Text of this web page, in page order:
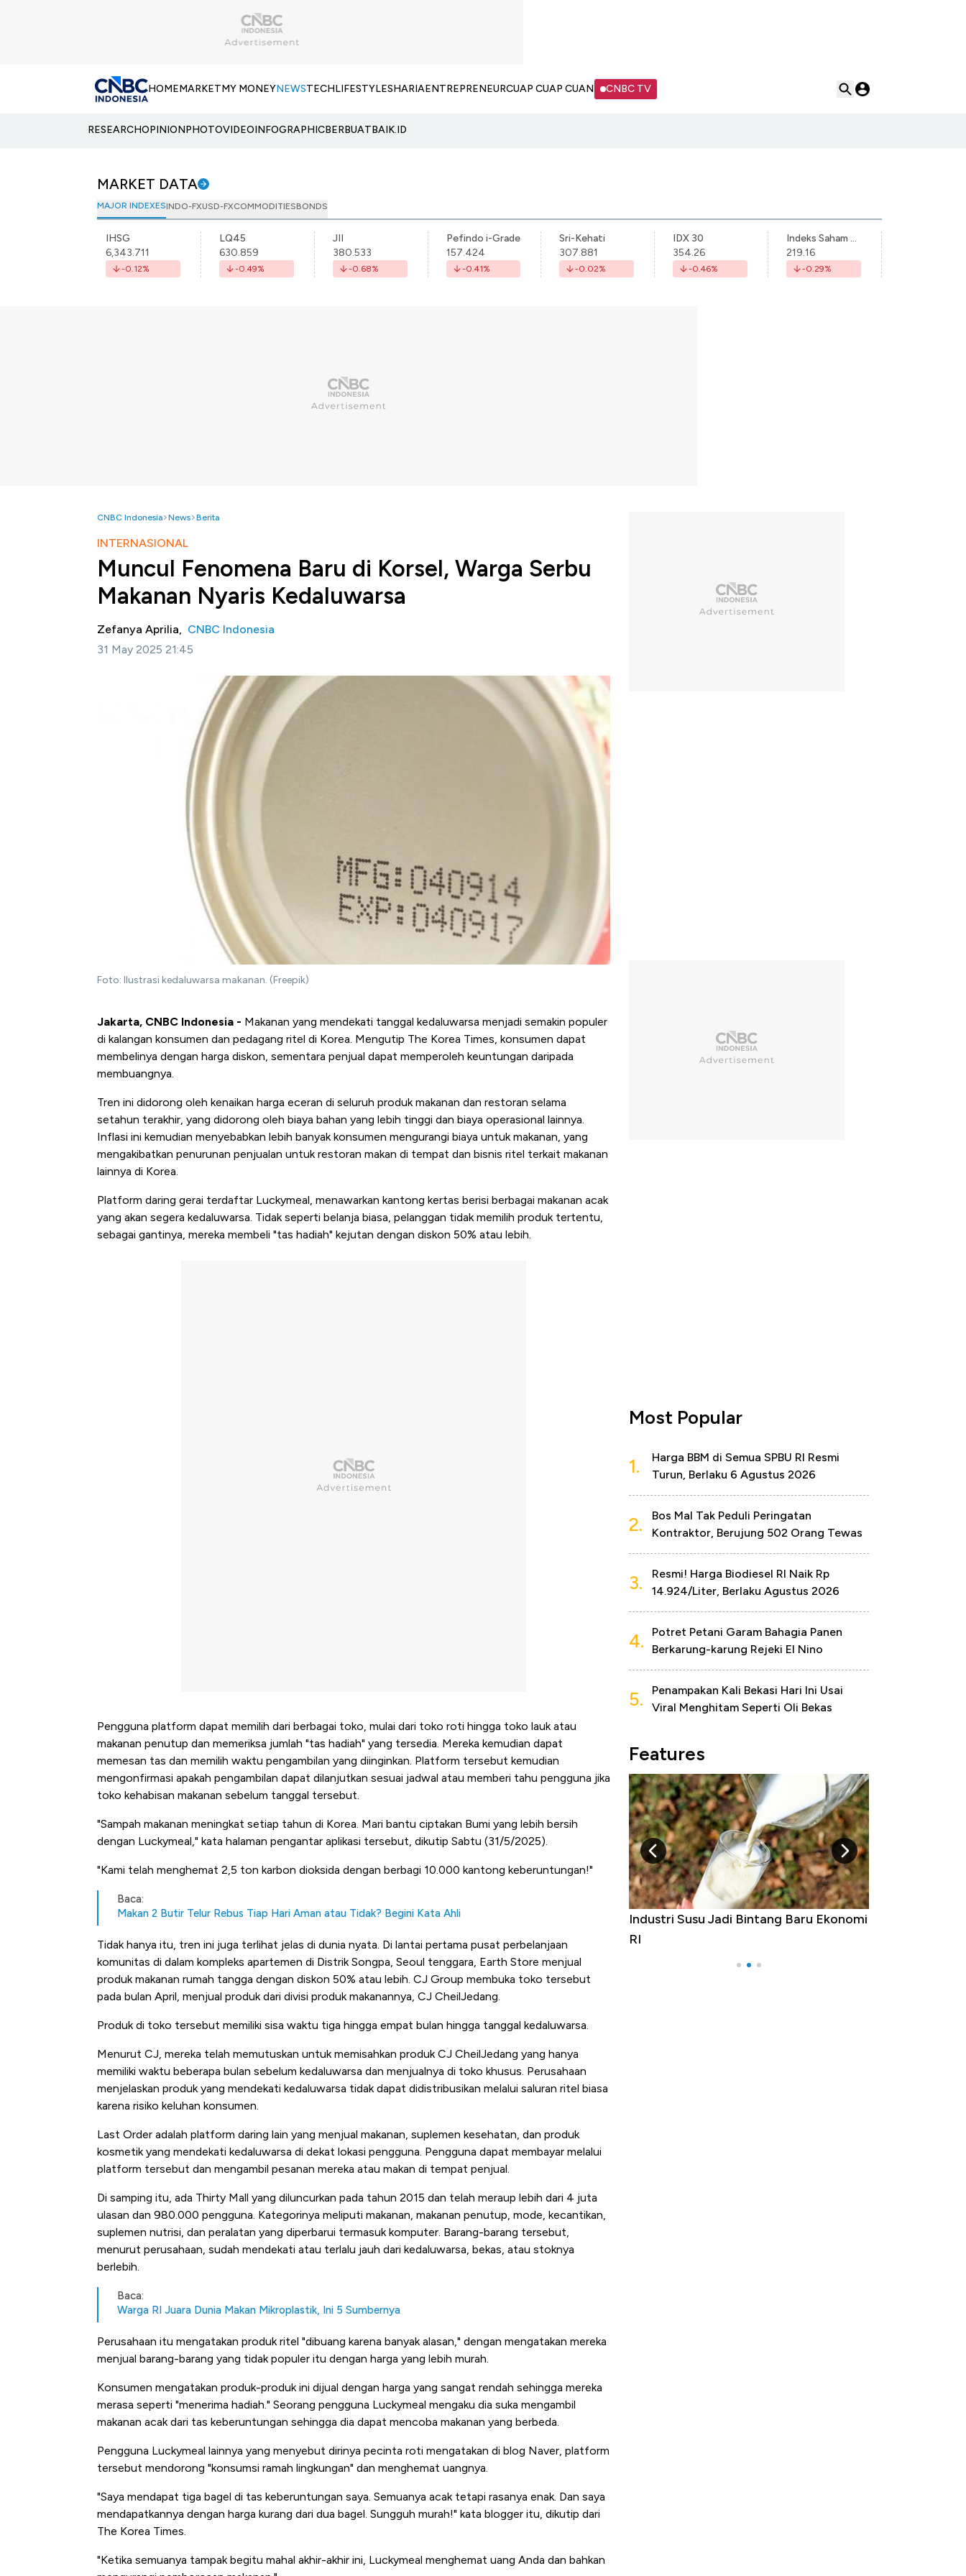
HOMEMARKETMY MONEYNEWSTECHLIFESTYLESHARIAENTREPRENEURCUAP CUAP CUAN CNBC TV
RESEARCHOPINIONPHOTOVIDEOINFOGRAPHICBERBUATBAIK.ID
MARKET DATA
MAJOR INDEXESINDO-FXUSD-FXCOMMODITIESBONDS
IHSG
6,343.711
-0.12%
LQ45
630.859
-0.49%
JII
380.533
-0.68%
Pefindo i-Grade
157.424
-0.41%
Sri-Kehati
307.881
-0.02%
IDX 30
354.26
-0.46%
Indeks Saham Syariah Indonesia
219.16
-0.29%
CNBC Indonesia News Berita
INTERNASIONAL
Muncul Fenomena Baru di Korsel, Warga Serbu
Makanan Nyaris Kedaluwarsa
Zefanya Aprilia, CNBC Indonesia
31 May 2025 21:45
Foto: Ilustrasi kedaluwarsa makanan. (Freepik)
Jakarta, CNBC Indonesia - Makanan yang mendekati tanggal kedaluwarsa menjadi semakin populer
di kalangan konsumen dan pedagang ritel di Korea. Mengutip The Korea Times, konsumen dapat
membelinya dengan harga diskon, sementara penjual dapat memperoleh keuntungan daripada
membuangnya.
Tren ini didorong oleh kenaikan harga eceran di seluruh produk makanan dan restoran selama
setahun terakhir, yang didorong oleh biaya bahan yang lebih tinggi dan biaya operasional lainnya.
Inflasi ini kemudian menyebabkan lebih banyak konsumen mengurangi biaya untuk makanan, yang
mengakibatkan penurunan penjualan untuk restoran makan di tempat dan bisnis ritel terkait makanan
lainnya di Korea.
Platform daring gerai terdaftar Luckymeal, menawarkan kantong kertas berisi berbagai makanan acak
yang akan segera kedaluwarsa. Tidak seperti belanja biasa, pelanggan tidak memilih produk tertentu,
sebagai gantinya, mereka membeli "tas hadiah" kejutan dengan diskon 50% atau lebih.
Pengguna platform dapat memilih dari berbagai toko, mulai dari toko roti hingga toko lauk atau
makanan penutup dan memeriksa jumlah "tas hadiah" yang tersedia. Mereka kemudian dapat
memesan tas dan memilih waktu pengambilan yang diinginkan. Platform tersebut kemudian
mengonfirmasi apakah pengambilan dapat dilanjutkan sesuai jadwal atau memberi tahu pengguna jika
toko kehabisan makanan sebelum tanggal tersebut.
"Sampah makanan meningkat setiap tahun di Korea. Mari bantu ciptakan Bumi yang lebih bersih
dengan Luckymeal," kata halaman pengantar aplikasi tersebut, dikutip Sabtu (31/5/2025).
"Kami telah menghemat 2,5 ton karbon dioksida dengan berbagi 10.000 kantong keberuntungan!"
Baca:
Makan 2 Butir Telur Rebus Tiap Hari Aman atau Tidak? Begini Kata Ahli
Tidak hanya itu, tren ini juga terlihat jelas di dunia nyata. Di lantai pertama pusat perbelanjaan
komunitas di dalam kompleks apartemen di Distrik Songpa, Seoul tenggara, Earth Store menjual
produk makanan rumah tangga dengan diskon 50% atau lebih. CJ Group membuka toko tersebut
pada bulan April, menjual produk dari divisi produk makanannya, CJ CheilJedang.
Produk di toko tersebut memiliki sisa waktu tiga hingga empat bulan hingga tanggal kedaluwarsa.
Menurut CJ, mereka telah memutuskan untuk memisahkan produk CJ CheilJedang yang hanya
memiliki waktu beberapa bulan sebelum kedaluwarsa dan menjualnya di toko khusus. Perusahaan
menjelaskan produk yang mendekati kedaluwarsa tidak dapat didistribusikan melalui saluran ritel biasa
karena risiko keluhan konsumen.
Last Order adalah platform daring lain yang menjual makanan, suplemen kesehatan, dan produk
kosmetik yang mendekati kedaluwarsa di dekat lokasi pengguna. Pengguna dapat membayar melalui
platform tersebut dan mengambil pesanan mereka atau makan di tempat penjual.
Di samping itu, ada Thirty Mall yang diluncurkan pada tahun 2015 dan telah meraup lebih dari 4 juta
ulasan dan 980.000 pengguna. Kategorinya meliputi makanan, makanan penutup, mode, kecantikan,
suplemen nutrisi, dan peralatan yang diperbarui termasuk komputer. Barang-barang tersebut,
menurut perusahaan, sudah mendekati atau terlalu jauh dari kedaluwarsa, bekas, atau stoknya
berlebih.
Baca:
Warga RI Juara Dunia Makan Mikroplastik, Ini 5 Sumbernya
Perusahaan itu mengatakan produk ritel "dibuang karena banyak alasan," dengan mengatakan mereka
menjual barang-barang yang tidak populer itu dengan harga yang lebih murah.
Konsumen mengatakan produk-produk ini dijual dengan harga yang sangat rendah sehingga mereka
merasa seperti "menerima hadiah." Seorang pengguna Luckymeal mengaku dia suka mengambil
makanan acak dari tas keberuntungan sehingga dia dapat mencoba makanan yang berbeda.
Pengguna Luckymeal lainnya yang menyebut dirinya pecinta roti mengatakan di blog Naver, platform
tersebut mendorong "konsumsi ramah lingkungan" dan menghemat uangnya.
"Saya mendapat tiga bagel di tas keberuntungan saya. Semuanya acak tetapi rasanya enak. Dan saya
mendapatkannya dengan harga kurang dari dua bagel. Sungguh murah!" kata blogger itu, dikutip dari
The Korea Times.
"Ketika semuanya tampak begitu mahal akhir-akhir ini, Luckymeal menghemat uang Anda dan bahkan
Most Popular
1.
Harga BBM di Semua SPBU RI Resmi
Turun, Berlaku 6 Agustus 2026
2.
Bos Mal Tak Peduli Peringatan
Kontraktor, Berujung 502 Orang Tewas
3.
Resmi! Harga Biodiesel RI Naik Rp
14.924/Liter, Berlaku Agustus 2026
4.
Potret Petani Garam Bahagia Panen
Berkarung-karung Rejeki El Nino
5.
Penampakan Kali Bekasi Hari Ini Usai
Viral Menghitam Seperti Oli Bekas
Features
Bangkit dari Kubur! Bisnis Furniture &
Alas Kaki Tumbuh Double Digit
Industri Susu Jadi Bintang Baru Ekonomi
RI